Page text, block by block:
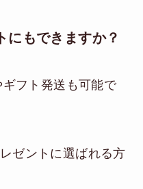
にもできますか？
フト発送も可能で
ゼントに選ばれる方